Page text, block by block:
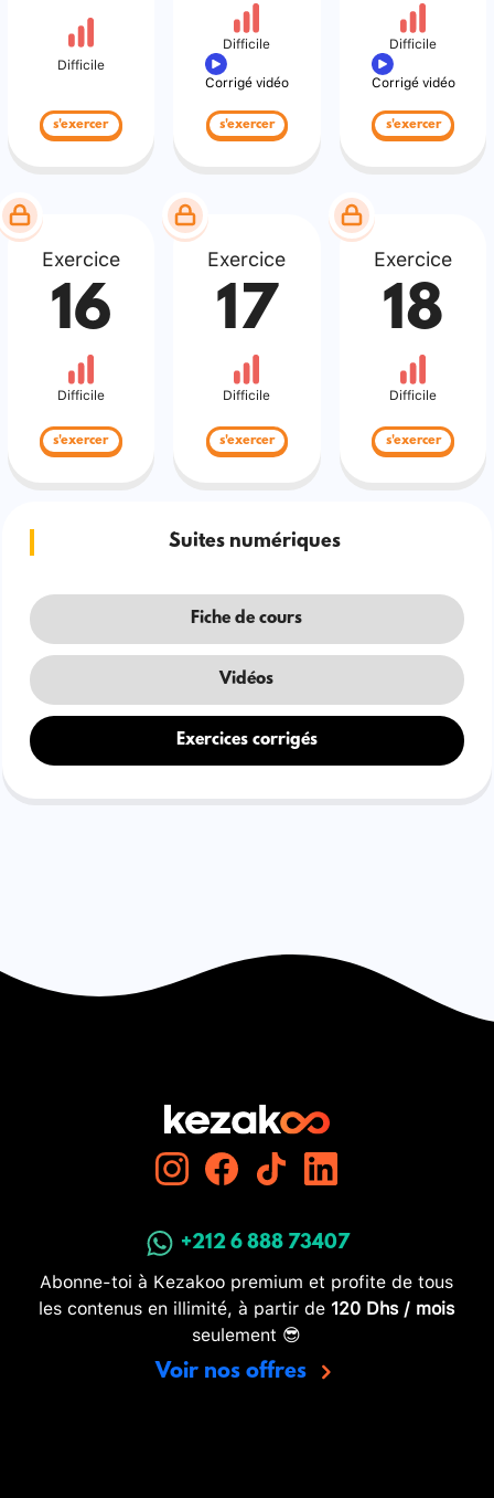
Difficile
s'exercer
Difficile
Corrigé vidéo
s'exercer
Difficile
Corrigé vidéo
s'exercer
Exercice
16
Difficile
s'exercer
Exercice
17
Difficile
s'exercer
Exercice
18
Difficile
s'exercer
Suites numériques
Fiche de cours
Vidéos
Exercices corrigés
+212 6 888 73407
Abonne-toi à Kezakoo premium et profite de tous
les contenus en illimité, à partir de 120 Dhs / mois
seulement 😎
Voir nos offres